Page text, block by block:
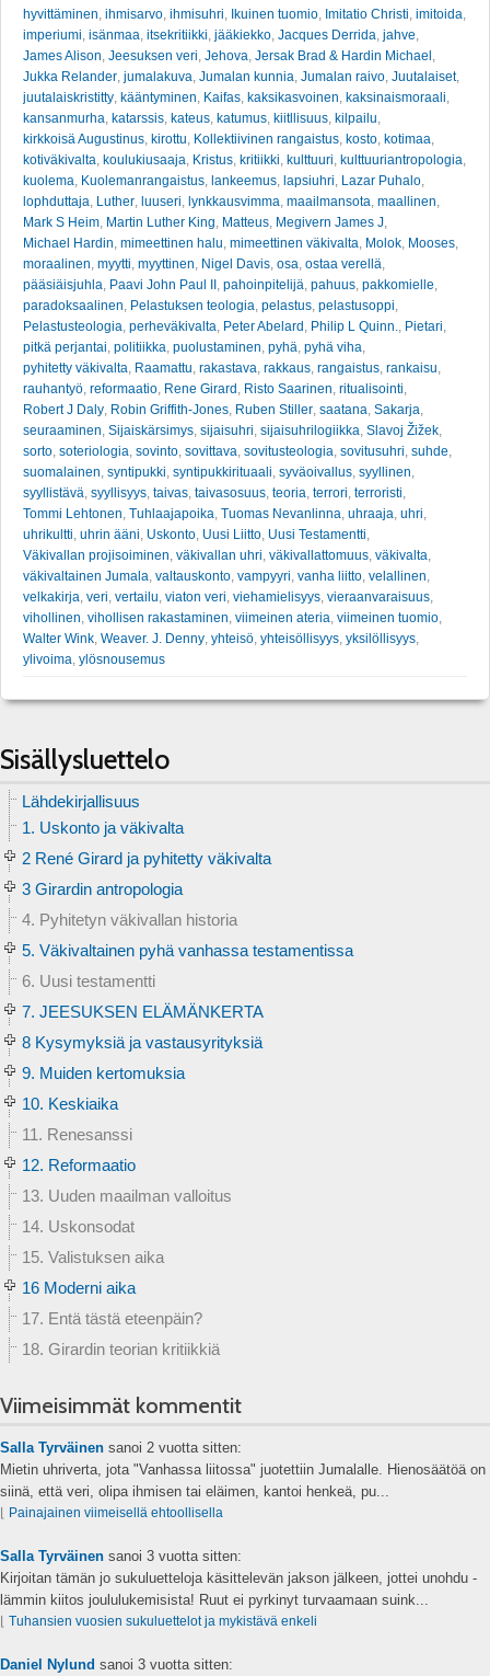
hyvittäminen, ihmisarvo, ihmisuhri, Ikuinen tuomio, Imitatio Christi, imitoida,
imperiumi, isänmaa, itsekritiikki, jääkiekko, Jacques Derrida, jahve,
James Alison, Jeesuksen veri, Jehova, Jersak Brad & Hardin Michael ,
Jukka Relander, jumalakuva, Jumalan kunnia, Jumalan raivo, Juutalaiset,
juutalaiskristitty, kääntyminen, Kaifas, kaksikasvoinen, kaksinaismoraali,
kansanmurha, katarssis, kateus, katumus, kiitllisuus, kilpailu,
kirkkoisä Augustinus, kirottu, Kollektiivinen rangaistus, kosto, kotimaa,
kotiväkivalta, koulukiusaaja, Kristus, kritiikki, kulttuuri, kulttuuriantropologia,
kuolema, Kuolemanrangaistus, lankeemus, lapsiuhri, Lazar Puhalo,
lophduttaja, Luther, luuseri, lynkkausvimma, maailmansota, maallinen,
Mark S Heim, Martin Luther King, Matteus, Megivern James J,
Michael Hardin, mimeettinen halu, mimeettinen väkivalta, Molok, Mooses,
moraalinen, myytti, myyttinen, Nigel Davis, osa, ostaa verellä,
pääsiäisjuhla, Paavi John Paul II , pahoinpitelijä, pahuus, pakkomielle,
paradoksaalinen, Pelastuksen teologia, pelastus, pelastusoppi,
Pelastusteologia, perheväkivalta, Peter Abelard , Philip L Quinn., Pietari,
pitkä perjantai, politiikka, puolustaminen, pyhä, pyhä viha,
pyhitetty väkivalta, Raamattu, rakastava, rakkaus, rangaistus, rankaisu,
rauhantyö, reformaatio, Rene Girard , Risto Saarinen, ritualisointi,
Robert J Daly, Robin Griffith-Jones, Ruben Stiller, saatana, Sakarja,
seuraaminen, Sijaiskärsimys, sijaisuhri, sijaisuhrilogiikka, Slavoj Žižek,
sorto, soteriologia, sovinto, sovittava, sovitusteologia, sovitusuhri, suhde,
suomalainen, syntipukki, syntipukkirituaali, syväoivallus, syyllinen,
syyllistävä, syyllisyys, taivas, taivasosuus, teoria, terrori, terroristi,
Tommi Lehtonen, Tuhlaajapoika, Tuomas Nevanlinna, uhraaja, uhri,
uhrikultti, uhrin ääni, Uskonto, Uusi Liitto, Uusi Testamentti,
Väkivallan projisoiminen, väkivallan uhri, väkivallattomuus, väkivalta,
väkivaltainen Jumala, valtauskonto, vampyyri, vanha liitto, velallinen,
velkakirja, veri, vertailu, viaton veri, viehamielisyys, vieraanvaraisuus,
vihollinen, vihollisen rakastaminen, viimeinen ateria, viimeinen tuomio,
Walter Wink, Weaver. J. Denny, yhteisö, yhteisöllisyys, yksilöllisyys,
ylivoima, ylösnousemus
Sisällysluettelo
Lähdekirjallisuus
1. Uskonto ja väkivalta
2 René Girard ja pyhitetty väkivalta
3 Girardin antropologia
4. Pyhitetyn väkivallan historia
5. Väkivaltainen pyhä vanhassa testamentissa
6. Uusi testamentti
7. JEESUKSEN ELÄMÄNKERTA
8 Kysymyksiä ja vastausyrityksiä
9. Muiden kertomuksia
10. Keskiaika
11. Renesanssi
12. Reformaatio
13. Uuden maailman valloitus
14. Uskonsodat
15. Valistuksen aika
16 Moderni aika
17. Entä tästä eteenpäin?
18. Girardin teorian kritiikkiä
Viimeisimmät kommentit
Salla Tyrväinen sanoi 2 vuotta sitten:
Mietin uhriverta, jota "Vanhassa liitossa" juotettiin Jumalalle. Hienosäätöä on
siinä, että veri, olipa ihmisen tai eläimen, kantoi henkeä, pu...
Painajainen viimeisellä ehtoollisella
Salla Tyrväinen sanoi 3 vuotta sitten:
Kirjoitan tämän jo sukuluetteloja käsittelevän jakson jälkeen, jottei unohdu -
lämmin kiitos joululukemisista! Ruut ei pyrkinyt turvaamaan suink...
Tuhansien vuosien sukuluettelot ja mykistävä enkeli
Daniel Nylund sanoi 3 vuotta sitten: